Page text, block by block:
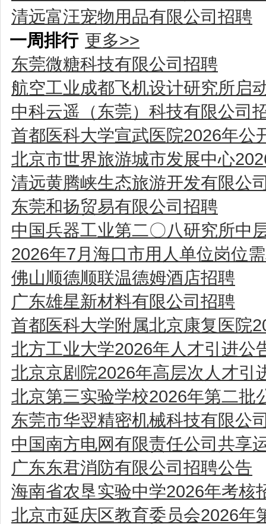
清远富汪宠物用品有限公司招聘
一周排行 更多>>
东莞微糖科技有限公司招聘
航空工业成都飞机设计研究所启
中科云遥（东莞）科技有限公司
首都医科大学宣武医院2026年公
北京市世界旅游城市发展中心
清远黄腾峡生态旅游开发有限公
东莞和扬贸易有限公司招聘
中国兵器工业第二〇八研究所中
2026年7月海口市用人单位岗位
佛山顺德顺联温德姆酒店招聘
广东雄星新材料有限公司招聘
首都医科大学附属北京康复医院
北方工业大学2026年人才引进公
北京京剧院2026年高层次人才引
北京第三实验学校2026年第二批
东莞市华翌精密机械科技有限公
中国南方电网有限责任公司共享
广东东君消防有限公司招聘公告
海南省农垦实验中学2026年考核
北京市延庆区教育委员会2026年